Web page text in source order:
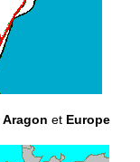
Aragon et Europe